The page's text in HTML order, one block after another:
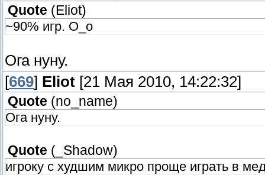
Quote ( Eliot)
~90% игр. О_о
Ога нуну.
[669] Eliot [21 Мая 2010, 14:22:32]
Quote (no_name)
Ога нуну.
Quote ( _Shadow)
игроку с худшим микро проще играть в